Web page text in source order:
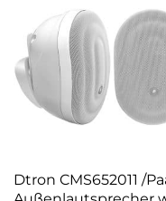
Dtron CMS652011 /